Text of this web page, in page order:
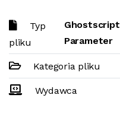
Typ
pliku
Parameter
Kategoria pliku
Wydawca